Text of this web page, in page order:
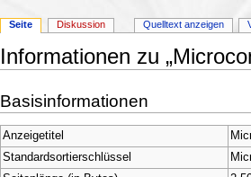
Informationen zu
Basisinformationen
Anzeigetitel
Standardsortierschlüssel
Seite Diskussion Quelltext anzeigen